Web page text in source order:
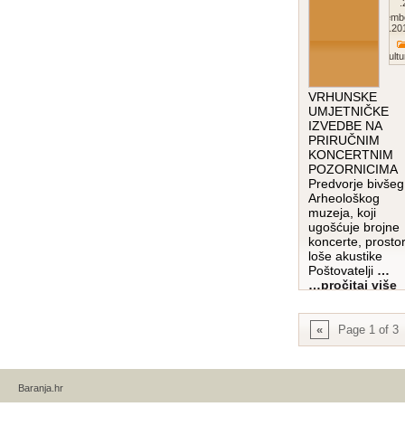
VRHUNSKE
UMJETNIČKE
IZVEDBE NA
PRIRUČNIM
KONCERTNIM
POZORNICIMA
Predvorje bivšeg
Arheološkog
muzeja, koji
ugošćuje brojne
koncerte,
loše akustike
Poštovatelji …
pročitaj više…
Page 1 of 3
»
Baranja.hr